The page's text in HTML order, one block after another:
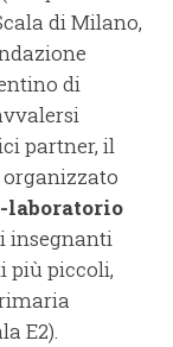
di Milano,
di
partner, il
laboratorio
insegnanti
più piccoli,
E2).